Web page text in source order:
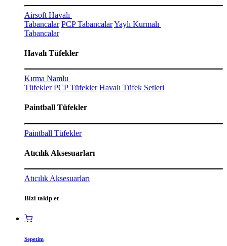
Airsoft Havalı
Tabancalar PCP TabancalarYaylı Kurmalı
Tabancalar
Havalı Tüfekler
Kırma Namlu
Tüfekler PCP Tüfekler Havalı Tüfek Setleri
Paintball Tüfekler
Paintball Tüfekler
Atıcılık Aksesuarları
Atıcılık Aksesuarları
Bizi takip et
Sepetim